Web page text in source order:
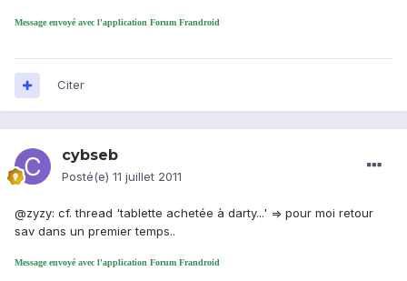
Message envoyé avec l'application Forum Frandroid
Citer
cybseb
Posté(e) 11 juillet 2011
@zyzy: cf. thread 'tablette achetée à darty...' => pour moi retour
sav dans un premier temps..
Message envoyé avec l'application Forum Frandroid